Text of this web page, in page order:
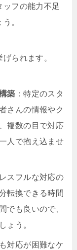
フの能力不足
。
られます。
築 ：特定のスタ
さんの情報やク
複数の目で対応
人で抱え込ませ
スフルな対応の
転換できる時間
でも良いので、
ょう。
対応が困難なケ